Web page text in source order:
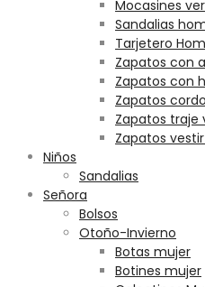
Mocasines
Sandalias
Tarjetero
Zapatos con
Zapatos con
Zapatos
Zapatos traje
Zapatos
Niños
Sandalias
Señora
Bolsos
Otoño-Invierno
Botas mujer
Botines mujer